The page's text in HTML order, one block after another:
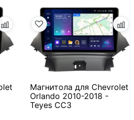
Магнитола для Chevrolet
Orlando 2010-2018 -
Teyes CC3